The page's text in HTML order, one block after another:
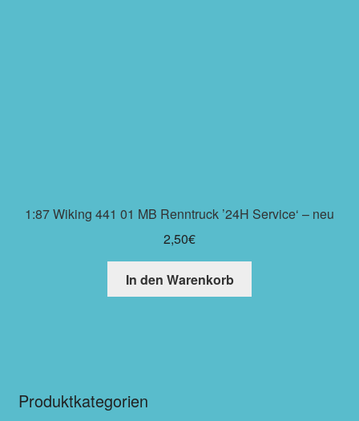
1:87 Wiking 441 01 MB Renntruck ’24H Service‘ – neu
2,50€
In den Warenkorb
Produktkategorien